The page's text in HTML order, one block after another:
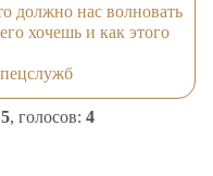
должно нас волновать
хочешь и как этого
5, голосов: 4